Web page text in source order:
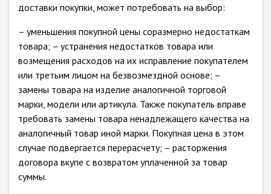
доставки покупки, может потребовать на выбор:
– уменьшения покупной цены соразмерно недостаткам
товара; – устранения недостатков товара или
возмещения расходов на их исправление покупателем
или третьим лицом на безвозмездной основе; –
замены товара на изделие аналогичной торговой
марки, модели или артикула. Также покупатель вправе
требовать замены товара ненадлежащего качества на
аналогичный товар иной марки. Покупная цена в этом
случае подвергается перерасчету; – расторжения
договора вкупе с возвратом уплаченной за товар
суммы.